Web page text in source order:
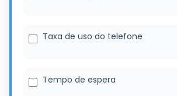
Taxa de uso do telefone
Tempo de espera